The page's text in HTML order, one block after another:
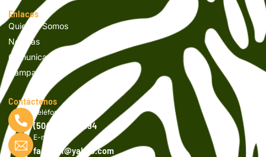
Enlaces
Quienes Somos
Noticias
Comunicados
Campañas
Contáctenos
Teléfono
(504) 2262-9994
E-mail
fapvsicf@yahoo.com